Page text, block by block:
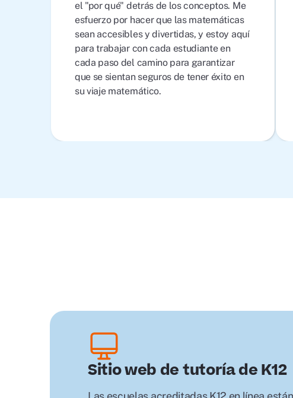
el "por qué" detrás de los conceptos. Me
esfuerzo por hacer que las matemáticas
sean accesibles y divertidas, y estoy aquí
para trabajar con cada estudiante en
cada paso del camino para garantizar
que se sientan seguros de tener éxito en
su viaje matemático.
Sitio web de tutoría de K12